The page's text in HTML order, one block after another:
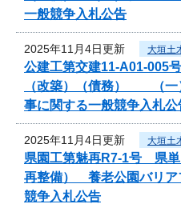
一般競争入札公告
2025年11月4日更新 大垣土
公建工第交建11-A01-005
（改築）（債務） （一
事に関する一般競争入札公
2025年11月4日更新 大垣土
県園工第魅再R7-1号 県単
再整備） 養老公園バリア
競争入札公告